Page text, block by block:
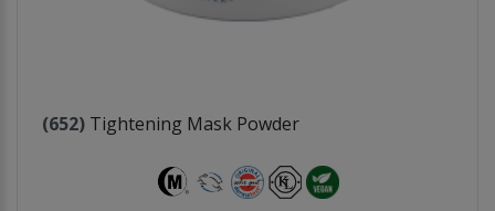
(652) Tightening Mask Powder